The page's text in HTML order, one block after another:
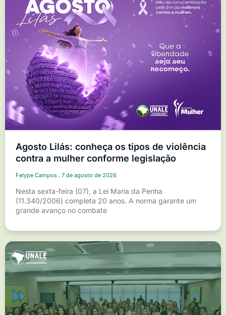
Agosto Lilás: conheça os tipos de violência
contra a mulher conforme legislação
Felype Campos 7 de agosto de 2026
Nesta sexta-feira (07), a Lei Maria da Penha
(11.340/2006) completa 20 anos. A norma garante um
grande avanço no combate